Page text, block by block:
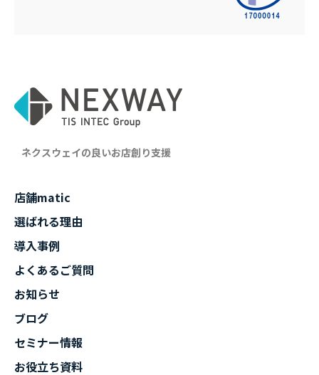
ネクスウェイの良いお店創り支援
店舗matic
選ばれる理由
導入事例
よくあるご質問
お知らせ
ブログ
セミナー情報
お役立ち資料